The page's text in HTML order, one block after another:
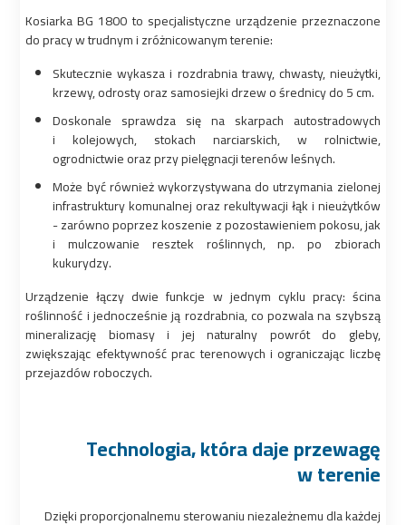
Kosiarka BG 1800 to specjalistyczne urządzenie przeznaczone
do pracy w trudnym i zróżnicowanym terenie:
Skutecznie wykasza i rozdrabnia trawy, chwasty, nieużytki,
krzewy, odrosty oraz samosiejki drzew o średnicy do 5 cm.
Doskonale sprawdza się na skarpach autostradowych
i kolejowych, stokach narciarskich, w rolnictwie,
ogrodnictwie oraz przy pielęgnacji terenów leśnych.
Może być również wykorzystywana do utrzymania zielonej
infrastruktury komunalnej oraz rekultywacji łąk i nieużytków
- zarówno poprzez koszenie z pozostawieniem pokosu, jak
i mulczowanie resztek roślinnych, np. po zbiorach
kukurydzy.
Urządzenie łączy dwie funkcje w jednym cyklu pracy: ścina
roślinność i jednocześnie ją rozdrabnia, co pozwala na szybszą
mineralizację biomasy i jej naturalny powrót do gleby,
zwiększając efektywność prac terenowych i ograniczając liczbę
przejazdów roboczych.
Technologia, która daje przewagę
w terenie
Dzięki proporcjonalnemu sterowaniu niezależnemu dla każdej